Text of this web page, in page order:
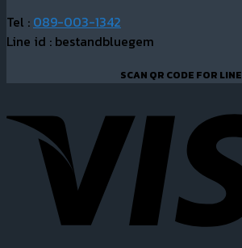
Tel : 089-003-1342
Line id : bestandbluegem
SCAN QR CODE FOR LINE